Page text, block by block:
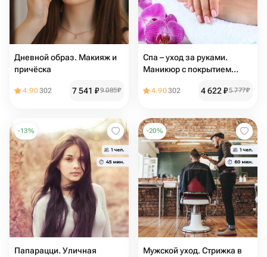
Дневной образ. Макияж и
причёска
4.90302 7 541 ₽9 085₽
Спа – уход за руками.
Маникюр с покрытием
4.90302 4 622₽5 777₽
-13%
Папарацци. Уличная
-20%
Мужской уход. Стрижка в